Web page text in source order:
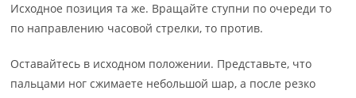
Исходное позиция та же. Вращайте ступни по очереди то
по направлению часовой стрелки, то против.
Оставайтесь в исходном положении. Представьте, что
пальцами ног сжимаете небольшой шар, а после резко